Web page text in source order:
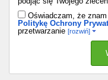
Oświadczam, że
Politykę Ochrony
przetwarzanie [rozwiń]